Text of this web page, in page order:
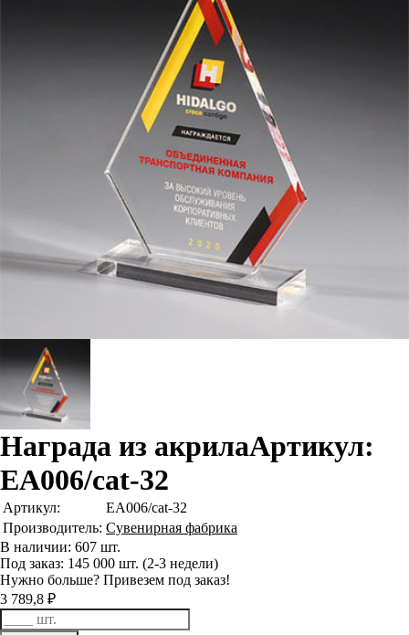
Награда из акрилаАртикул:
EA006/cat-32
Артикул:
EA006/cat-32
Производитель: Сувенирная фабрика
В наличии: 607 шт.
Под заказ: 145 000 шт. (2-3 недели)
Нужно больше? Привезем под заказ!
3 789,8 ₽